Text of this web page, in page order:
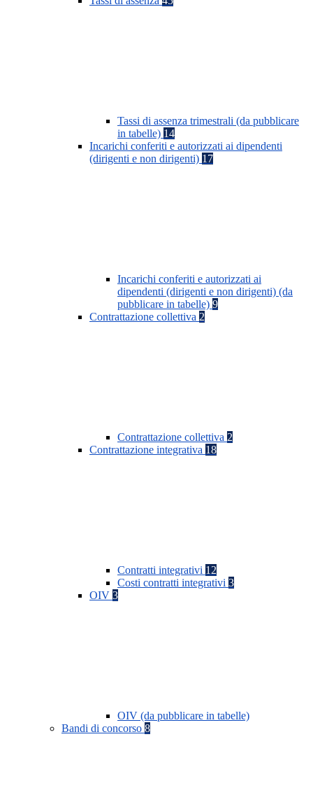
Tassi di assenza trimestrali (da pubblicare
in tabelle) 14
Incarichi conferiti e autorizzati ai dipendenti
(dirigenti e non dirigenti) 17
Incarichi conferiti e autorizzati ai
dipendenti (dirigenti e non dirigenti) (da
pubblicare in tabelle) 9
Contrattazione collettiva 2
Contrattazione collettiva 2
Contrattazione integrativa 18
Contratti integrativi 12
Costi contratti integrativi 3
OIV 3
OIV (da pubblicare in tabelle)
Bandi di concorso 8